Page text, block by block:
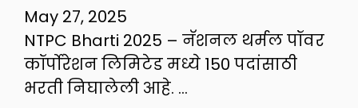
May 27, 2025
NTPC Bharti 2025 – नॅशनल थर्मल पॉवर
कॉर्पोरेशन लिमिटेड मध्ये 150 पदांसाठी
भरती निघालेली आहे. …